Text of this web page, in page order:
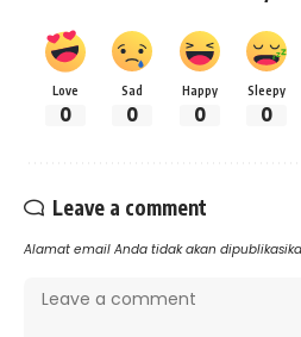
Love
0
Sad
0
Happy
0
Sleepy
0
Leave a comment
Alamat email Anda tidak akan